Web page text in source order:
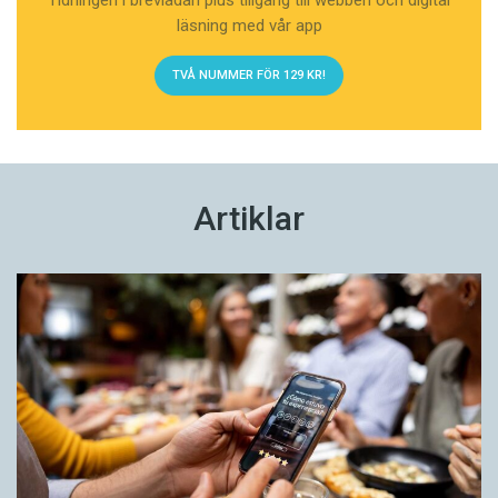
jag mest svensk.läsning med vår app
TVÅ NUMMER FÖR 129 KR!
Artiklar